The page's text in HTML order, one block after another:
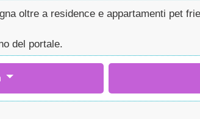
oltre a residence e appartamenti pet
del portale.